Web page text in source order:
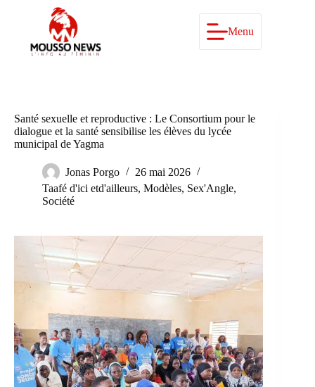
Menu
Santé sexuelle et reproductive : Le Consortium pour le
dialogue et la santé sensibilise les élèves du lycée
municipal de Yagma
Jonas Porgo
26 mai 2026
Taafé d'ici etd'ailleurs, Modèles, Sex'Angle,
Société